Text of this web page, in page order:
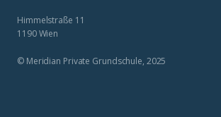
Himmelstraße 11
1190 Wien
© Meridian Private Grundschule, 2025